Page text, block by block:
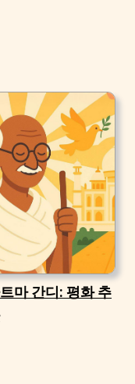
마 간디: 평화 추